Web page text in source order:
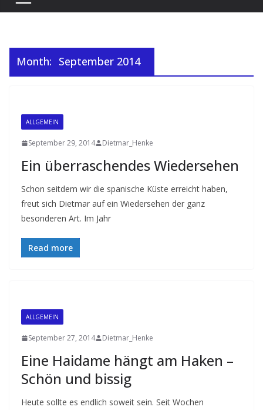
Month: September 2014
ALLGEMEIN
September 29, 2014 Dietmar_Henke
Ein überraschendes Wiedersehen
Schon seitdem wir die spanische Küste erreicht haben,
freut sich Dietmar auf ein Wiedersehen der ganz
besonderen Art. Im Jahr
Read more
ALLGEMEIN
September 27, 2014 Dietmar_Henke
Eine Haidame hängt am Haken –
Schön und bissig
Heute sollte es endlich soweit sein. Seit Wochen